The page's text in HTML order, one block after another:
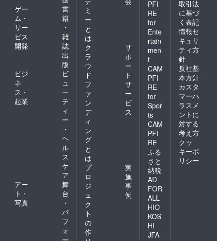
阪市内
を散歩
したの
ち全員
で飲食
店にて
オフ会
をしま
す。 ※
その際
の交通
費、飲
食代は
実費で
ご負担
いただ
きます
事ご了
承くだ
さい。
日時や
ゲー
ム・
サー
ビス
開発
書
籍
・
雑
誌
出
版
ビジ
ネ
ス・
起業
ビ
ュ
ー
テ
ィ
ー
・
ヘ
ル
ス
ケ
ア
アー
ト・
写真
舞
台
・
パ
フ
ォ
ミ
ー
と
は
ク
ラ
ウ
ド
フ
ァ
ン
デ
ィ
ン
グ
と
は
サ
ポ
ー
ト
サ
ー
ビ
ス
プ
ロ
ジ
ェ
ク
ト
の
作
実
施
事
例
PFI
RE
for
Ente
rtain
men
t
CAM
PFI
RE
for
Spor
ts
CAM
PFI
RE
ふる
さと
納税
AD
FOR
ALL
HIO
KOS
HI
JFA
取引法
に基づ
く表記
情報セ
キュリ
ティ方
針
反社基
本方針
カスタ
マーハ
ラスメ
ントに
対する
考え方
クッ
キーポ
リシー